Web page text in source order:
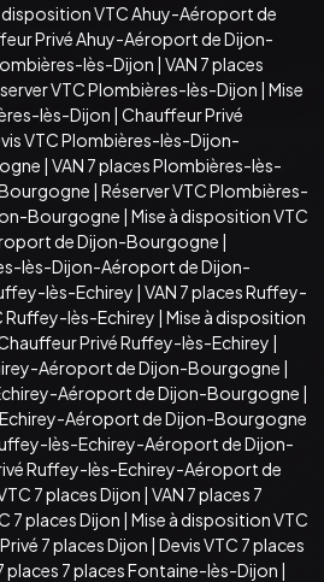
disposition VTC Ahuy-Aéroport de
Privé Ahuy-Aéroport de Dijon-
lès-Dijon | VAN 7 places
VTC Plombières-lès-Dijon | Mise
lès-Dijon | Chauffeur Privé
VTC Plombières-lès-Dijon-
| VAN 7 places Plombières-lès-
| Réserver VTC Plombières-
Bourgogne | Mise à disposition VTC
de Dijon-Bourgogne |
lès-Dijon-Aéroport de Dijon-
lès-Echirey | VAN 7 places Ruffey-
Ruffey-lès-Echirey | Mise à disposition
Privé Ruffey-lès-Echirey |
Aéroport de Dijon-Bourgogne |
Aéroport de Dijon-Bourgogne |
Aéroport de Dijon-Bourgogne
lès-Echirey-Aéroport de Dijon-
Ruffey-lès-Echirey-Aéroport de
7 places Dijon | VAN 7 places 7
7 places Dijon | Mise à disposition VTC
7 places Dijon | Devis VTC 7 places
places 7 places Fontaine-lès-Dijon |